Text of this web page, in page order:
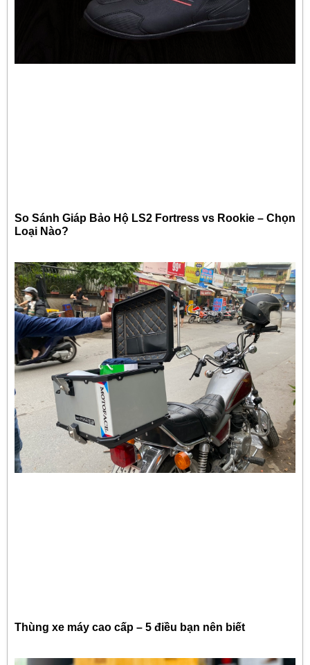
So Sánh Giáp Bảo Hộ LS2 Fortress vs Rookie – Chọn
Loại Nào?
Thùng xe máy cao cấp – 5 điều bạn nên biết